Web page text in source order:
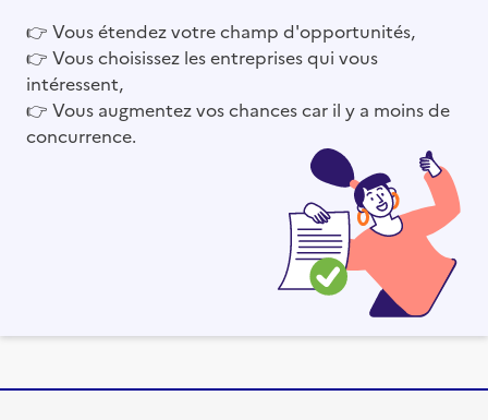
👉 Vous étendez votre champ d'opportunités,
👉 Vous choisissez les entreprises qui vous
intéressent,
👉 Vous augmentez vos chances car il y a moins de
concurrence.